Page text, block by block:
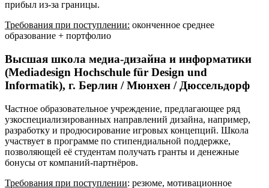
прибыл из-за границы.
Требования при поступлении: оконченное среднее
образование + портфолио
Высшая школа медиа-дизайна и информатики
(Mediadesign Hochschule für Design und
Informatik), г. Берлин / Мюнхен / Дюссельдорф
Частное образовательное учреждение, предлагающее ряд
узкоспециализированных направлений дизайна, например,
разработку и продюсирование игровых концепций. Школа
участвует в программе по стипендиальной поддержке,
позволяющей её студентам получать гранты и денежные
бонусы от компаний-партнёров.
Требования при поступлении: резюме, мотивационное